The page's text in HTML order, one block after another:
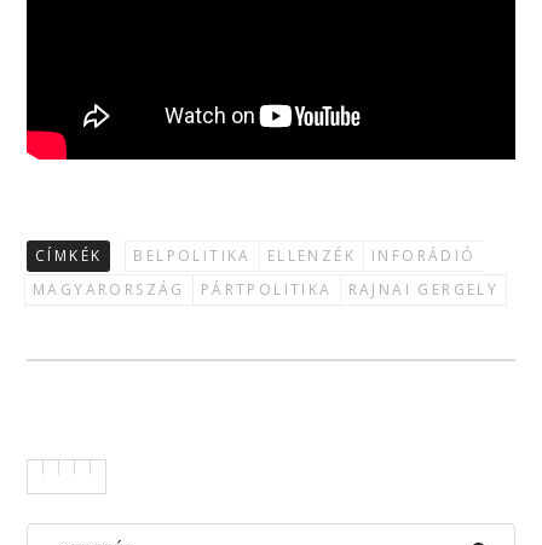
CÍMKÉK BELPOLITIKA ELLENZÉK
INFORÁDIÓ
MAGYARORSZÁG
PÁRTPOLITIKA RAJNAI GERGELY